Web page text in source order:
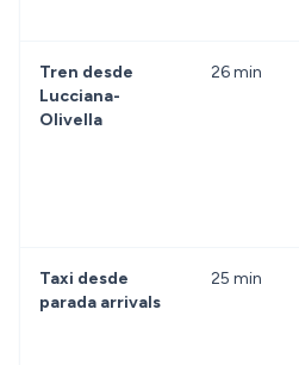
Tren desde
Lucciana-
Olivella
26 min
Taxi desde
parada arrivals
25 min